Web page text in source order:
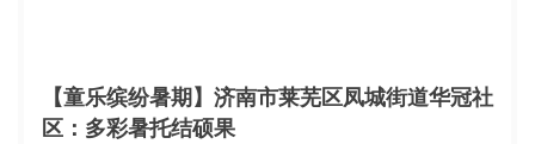
【童乐缤纷暑期】济南市莱芜区凤城街道华冠社
区：多彩暑托结硕果